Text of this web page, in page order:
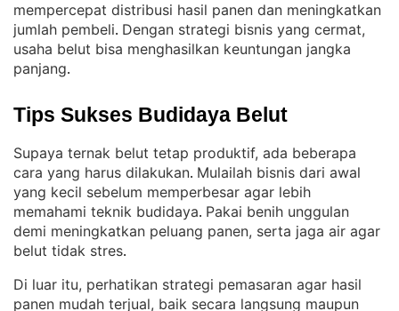
mempercepat distribusi hasil panen dan meningkatkan
jumlah pembeli. Dengan strategi bisnis yang cermat,
usaha belut bisa menghasilkan keuntungan jangka
panjang.
Tips Sukses Budidaya Belut
Supaya ternak belut tetap produktif, ada beberapa
cara yang harus dilakukan. Mulailah bisnis dari awal
yang kecil sebelum memperbesar agar lebih
memahami teknik budidaya. Pakai benih unggulan
demi meningkatkan peluang panen, serta jaga air agar
belut tidak stres.
Di luar itu, perhatikan strategi pemasaran agar hasil
panen mudah terjual, baik secara langsung maupun